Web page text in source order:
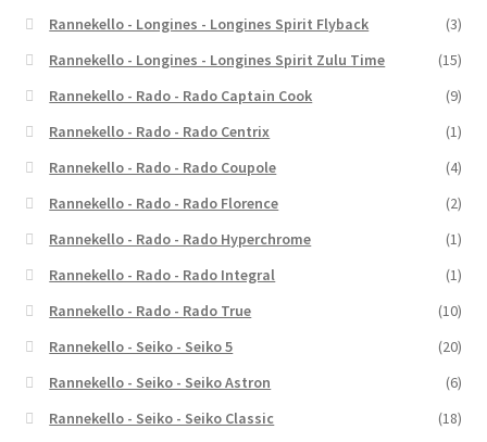
Rannekello - Longines - Longines Spirit Flyback
(3)
Rannekello - Longines - Longines Spirit Zulu Time
(15)
Rannekello - Rado - Rado Captain Cook
(9)
Rannekello - Rado - Rado Centrix
(1)
Rannekello - Rado - Rado Coupole
(4)
Rannekello - Rado - Rado Florence
(2)
Rannekello - Rado - Rado Hyperchrome
(1)
Rannekello - Rado - Rado Integral
(1)
Rannekello - Rado - Rado True
(10)
Rannekello - Seiko - Seiko 5
(20)
Rannekello - Seiko - Seiko Astron
(6)
Rannekello - Seiko - Seiko Classic
(18)